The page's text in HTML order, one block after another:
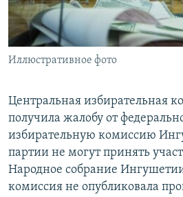
СОЦИАЛЬНЫЕ СЕТИ
Все сайты РСЕ/РС
Иллюстративное фото
Центральная избирательная
получила жалобу от
избирательную комиссию
партии не могут принять
Народное собрание
комиссия не опубликовала